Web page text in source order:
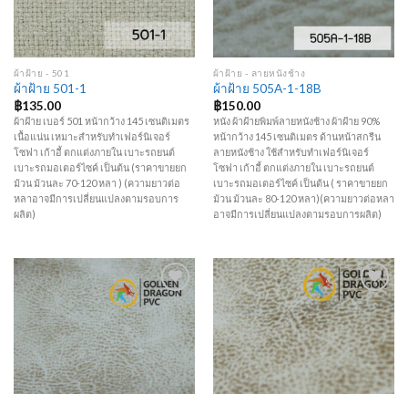
ผ้าฝ้าย - 501
ผ้าฝ้าย 501-1
฿135.00
ผ้าฝ้าย เบอร์ 501 หน้ากว้าง 145 เซนติเมตร
เนื้อแน่น เหมาะสำหรับทำเฟอร์นิเจอร์
โซฟา เก้าอี้ ตกแต่งภายใน เบาะรถยนต์
เบาะรถมอเตอร์ไซค์ เป็นต้น (ราคาขายยก
ม้วน ม้วนละ 70-120 หลา ) (ความยาวต่อ
หลาอาจมีการเปลี่ยนแปลงตามรอบการ
ผลิต)
ผ้าฝ้าย - ลายหนังช้าง
ผ้าฝ้าย 505A-1-18B
฿150.00
หนัง ผ้าฝ้ายพิมพ์ลายหนังช้าง ผ้าฝ้าย 90%
หน้ากว้าง 145 เซนติเมตร ด้านหน้าสกรีน
ลายหนังช้าง ใช้สำหรับทำเฟอร์นิเจอร์
โซฟา เก้าอี้ ตกแต่งภายใน เบาะรถยนต์
เบาะรถมอเตอร์ไซค์ เป็นต้น ( ราคาขายยก
ม้วน ม้วนละ 80-120 หลา)(ความยาวต่อหลา
อาจมีการเปลี่ยนแปลงตามรอบการผลิต)
Add to
Wishlist
Add to
Wishlist